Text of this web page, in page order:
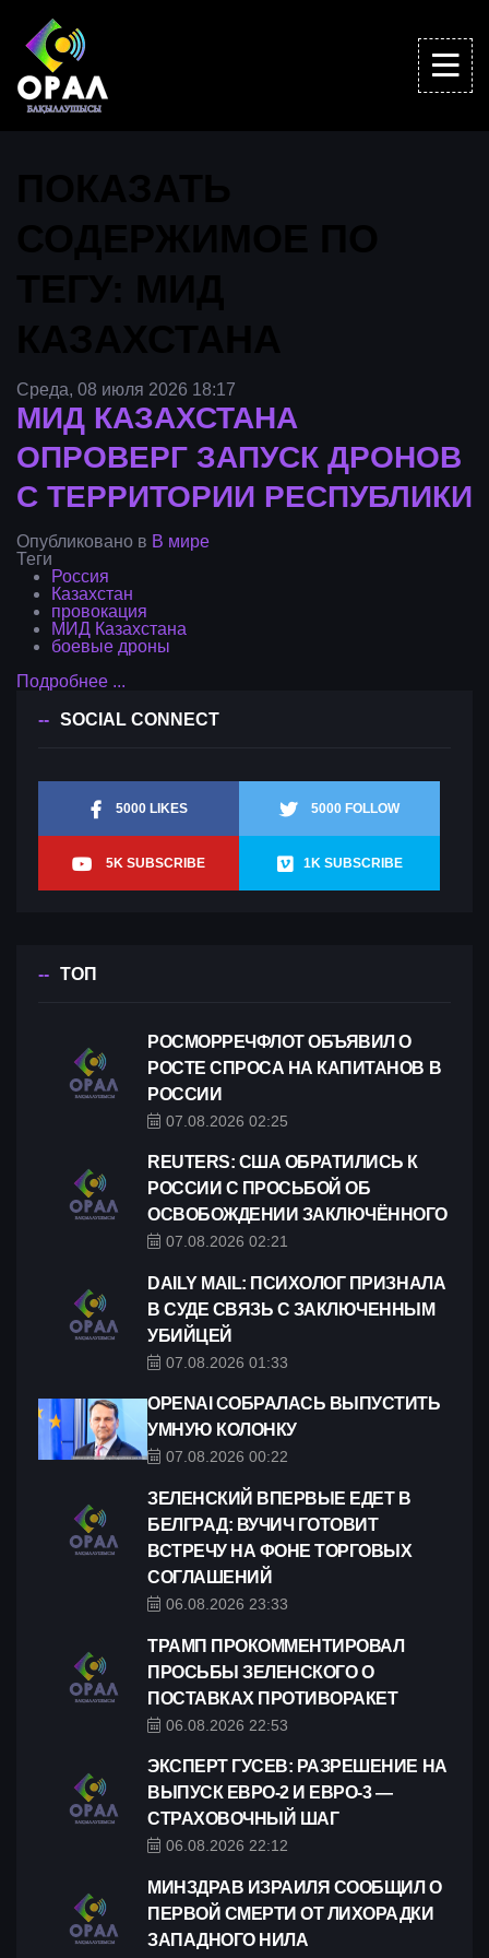
Среда, 08 июля 2026 18:17
МИД КАЗАХСТАНА
ОПРОВЕРГ ЗАПУСК ДРОНОВ
С ТЕРРИТОРИИ РЕСПУБЛИКИ
Опубликовано в В мире
Теги
Россия
Казахстан
провокация
МИД Казахстана
боевые дроны
Подробнее ...
SOCIAL CONNECT
5000 LIKES 5000 FOLLOW
5K SUBSCRIBE 1K SUBSCRIBE
ТОП
РОСМОРРЕЧФЛОТ ОБЪЯВИЛ О
РОСТЕ СПРОСА НА КАПИТАНОВ В
РОССИИ
07.08.2026 02:25
REUTERS: CША ОБРАТИЛИСЬ К
РОССИИ С ПРОСЬБОЙ ОБ
ОСВОБОЖДЕНИИ ЗАКЛЮЧЁННОГО
07.08.2026 02:21
DAILY MAIL: ПСИХОЛОГ ПРИЗНАЛА
В СУДЕ СВЯЗЬ С ЗАКЛЮЧЕННЫМ
УБИЙЦЕЙ
07.08.2026 01:33
OPENAI СОБРАЛАСЬ ВЫПУСТИТЬ
УМНУЮ КОЛОНКУ
07.08.2026 00:22
ЗЕЛЕНСКИЙ ВПЕРВЫЕ ЕДЕТ В
БЕЛГРАД: ВУЧИЧ ГОТОВИТ
ВСТРЕЧУ НА ФОНЕ ТОРГОВЫХ
СОГЛАШЕНИЙ
06.08.2026 23:33
ТРАМП ПРОКОММЕНТИРОВАЛ
ПРОСЬБЫ ЗЕЛЕНСКОГО О
ПОСТАВКАХ ПРОТИВОРАКЕТ
06.08.2026 22:53
ЭКСПЕРТ ГУСЕВ: РАЗРЕШЕНИЕ НА
ВЫПУСК ЕВРО-2 И ЕВРО-3 —
СТРАХОВОЧНЫЙ ШАГ
06.08.2026 22:12
МИНЗДРАВ ИЗРАИЛЯ СООБЩИЛ О
ПЕРВОЙ СМЕРТИ ОТ ЛИХОРАДКИ
ЗАПАДНОГО НИЛА